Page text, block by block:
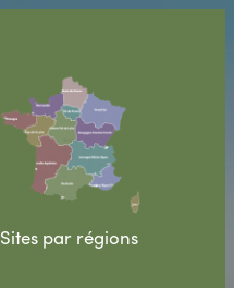
Sites par régions